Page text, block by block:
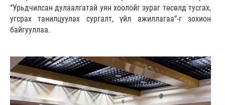
“Урьдчилсан дулаалгатай уян хоолойг зураг төсөлд тусгах,
угсрах танилцуулах сургалт, үйл ажиллагаа”-г зохион
байгууллаа.